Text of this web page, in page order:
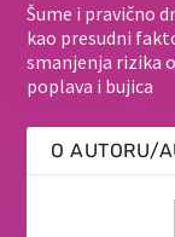
Šume i pravično
kao presudni
smanjenja rizika
poplava i bujica
O AUTORU/